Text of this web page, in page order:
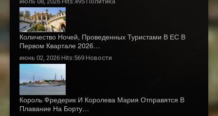
Количество Ночей, Проведенных Туристами В ЕС В
Первом Квартале 2026…
июнь 02, 2026 Hits:569 Новости
Король Фредерик И Королева Мария Отправятся В
Плавание На Борту…